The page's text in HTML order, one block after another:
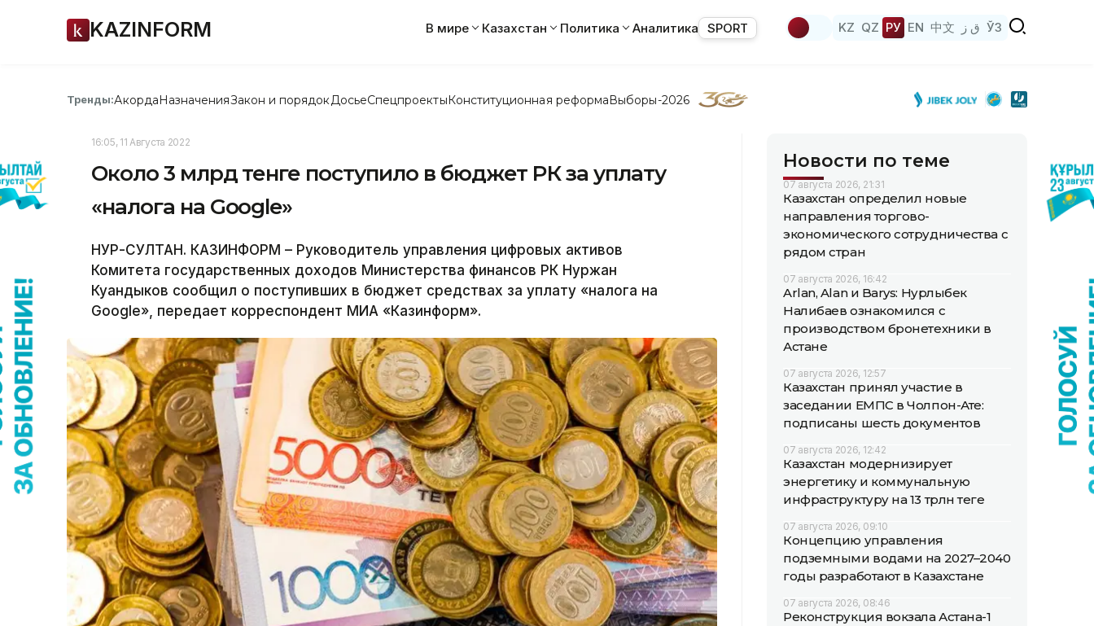
KAZINFORM В мире Казахстан Политика Аналитика SPORT KZ QZ РУ EN 中文 ق ز ЎЗ
Тренды:АкордаНазначенияЗакон и порядок ДосьеСпецпроектыКонституционная реформаВыборы-2026
16:05, 11 Августа 2022
Около 3 млрд тенге поступило в бюджет РК за уплату
«налога на Google»
НУР-СУЛТАН. КАЗИНФОРМ – Руководитель управления цифровых активов
Комитета государственных доходов Министерства финансов РК Нуржан
Куандыков сообщил о поступивших в бюджет средствах за уплату «налога на
Google», передает корреспондент МИА «Казинформ».
Новости по теме
07 августа 2026, 21:31
Казахстан определил новые
направления торгово-
экономического сотрудничества с
рядом стран
07 августа 2026, 16:42
Arlan, Alan и Barys: Нурлыбек
Налибаев ознакомился с
производством бронетехники в
Астане
07 августа 2026, 12:57
Казахстан принял участие в
заседании ЕМПС в Чолпон-Ате:
подписаны шесть документов
07 августа 2026, 12:42
Казахстан модернизирует
энергетику и коммунальную
инфраструктуру на 13 трлн теңге
07 августа 2026, 09:10
Концепцию управления
подземными водами на 2027–2040
годы разработают в Казахстане
07 августа 2026, 08:46
Реконструкция вокзала Астана-1